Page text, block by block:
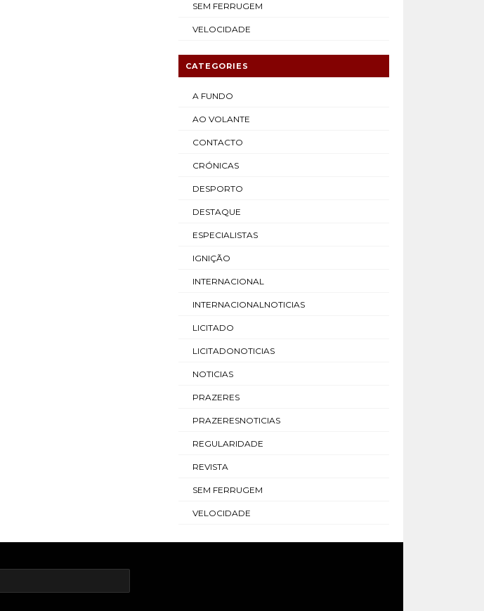
SEM FERRUGEM
VELOCIDADE
CATEGORIES
A FUNDO
AO VOLANTE
CONTACTO
CRÓNICAS
DESPORTO
DESTAQUE
ESPECIALISTAS
IGNIÇÃO
INTERNACIONAL
INTERNACIONALNOTICIAS
LICITADO
LICITADONOTICIAS
NOTICIAS
PRAZERES
PRAZERESNOTICIAS
REGULARIDADE
REVISTA
SEM FERRUGEM
VELOCIDADE